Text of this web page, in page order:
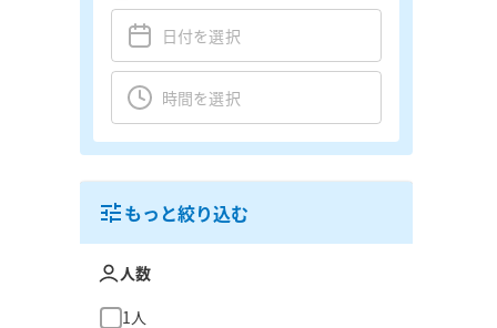
もっと絞り込む
人数
1人